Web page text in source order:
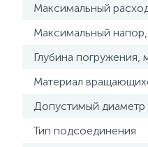
Максимальный
Максимальный
Глубина погружения,
Материал
Допустимый диаметр
Тип подсоединения